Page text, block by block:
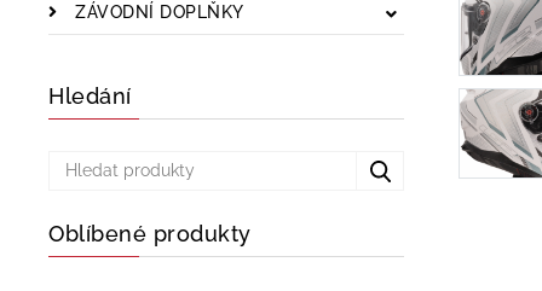
ZÁVODNÍ DOPLŇKY
Hledání
Oblíbené produkty